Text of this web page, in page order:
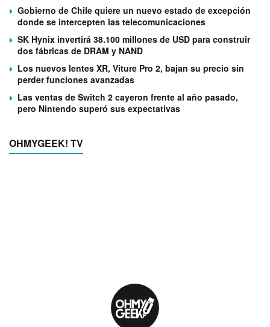
Gobierno de Chile quiere un nuevo estado de excepción
donde se intercepten las telecomunicaciones
SK Hynix invertirá 38.100 millones de USD para construir
dos fábricas de DRAM y NAND
Los nuevos lentes XR, Viture Pro 2, bajan su precio sin
perder funciones avanzadas
Las ventas de Switch 2 cayeron frente al año pasado,
pero Nintendo superó sus expectativas
OHMYGEEK! TV